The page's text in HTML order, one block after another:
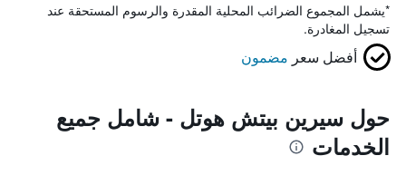
*يشمل المجموع الضرائب المحلية المقدرة والرسوم المستحقة عند
تسجيل المغادرة.
أفضل سعر مضمون
حول سيرين بيتش هوتل - شامل جميع
الخدمات